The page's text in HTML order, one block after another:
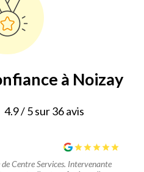
à Noizay
4.9 / 5 sur 36 avis
de Centre Services. Intervenante